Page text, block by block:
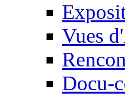
Vues
Docu-